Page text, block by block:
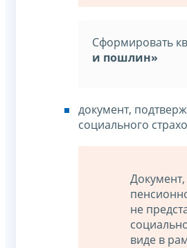
Сформировать
и пошлин»
документ,
социального
не
виде в